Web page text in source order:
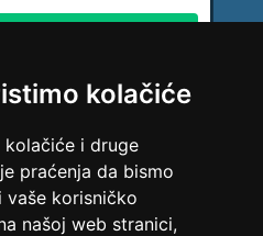
kolačiće
kolačiće i druge
praćenja da bismo
vaše korisničko
našoj web stranici,
(Eronet) 094/850-746
KM/min
094/270-128
KM/min